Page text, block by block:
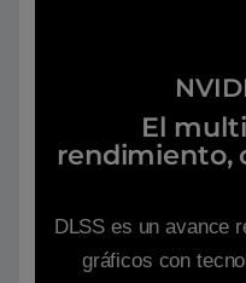
El
rendimiento,
DLSS es un avance
gráficos con